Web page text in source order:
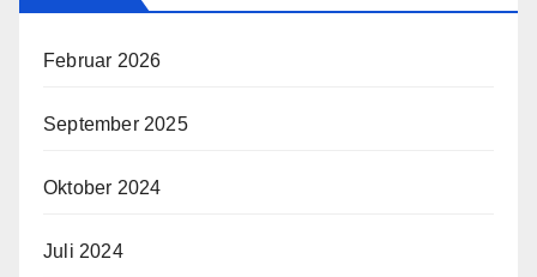
Februar 2026
September 2025
Oktober 2024
Juli 2024